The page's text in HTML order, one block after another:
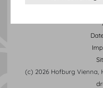
(c) 2026 Hofburg Vienna,